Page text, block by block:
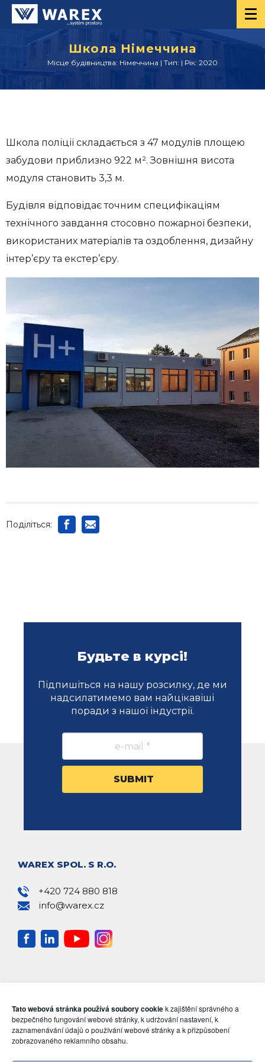
Tato webová stránka používá soubory cookiek zajištění správného a
bezpečného fungování webové stránky, k udržování nastavení, k
zaznamenávání údajů o používání webové stránky a k přizpůsobení
zobrazovaného reklamního obsahu.
Школа Німеччина
Місце будівництва: Німеччина | Тип: | Рік: 2020
Школа поліції складається з 47 модулів площею
забудови приблизно 922 м². Зовнішня висота
модуля становить 3,3 м.
Будівля відповідає точним специфікаціям
технічного завдання стосовно пожарної безпеки,
використаних матеріалів та оздоблення, дизайну
інтер’єру та екстер’єру.
Поділіться:
Будьте в курсі!
Підпишіться на нашу розсилку, де ми
надсилатимемо вам найцікавіші
поради з нашої індустрії.
WAREX SPOL. S R.O.
+420 724 880 818
info@warex.cz